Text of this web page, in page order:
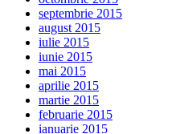
septembrie 2015
august 2015
iulie 2015
iunie 2015
mai 2015
aprilie 2015
martie 2015
februarie 2015
ianuarie 2015